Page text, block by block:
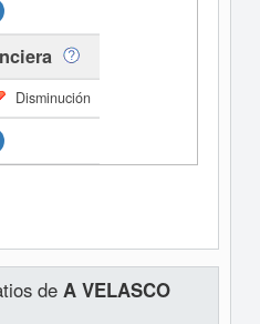
Disminución
de A VELASCO